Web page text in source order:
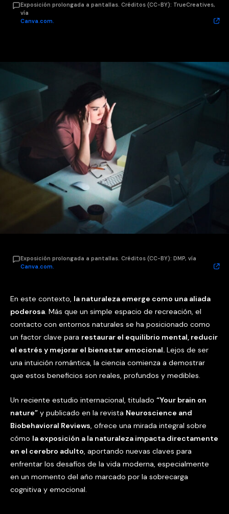
Exposición prolongada a pantallas. Créditos (CC-BY): TrueCreatives,
vía
Canva.com.
Exposición prolongada a pantallas. Créditos (CC-BY): DMP, vía
Canva.com.
En este contexto, la naturaleza emerge como una aliada
poderosa. Más que un simple espacio de recreación, el
contacto con entornos naturales se ha posicionado como
un factor clave para restaurar el equilibrio mental, reducir
el estrés y mejorar el bienestar emocional. Lejos de ser
una intuición romántica, la ciencia comienza a demostrar
que estos beneficios son reales, profundos y medibles.
Un reciente estudio internacional, titulado “Your brain on
nature” y publicado en la revista Neuroscience and
Biobehavioral Reviews, ofrece una mirada integral sobre
cómo la exposición a la naturaleza impacta directamente
en el cerebro adulto, aportando nuevas claves para
enfrentar los desafíos de la vida moderna, especialmente
en un momento del año marcado por la sobrecarga
cognitiva y emocional.